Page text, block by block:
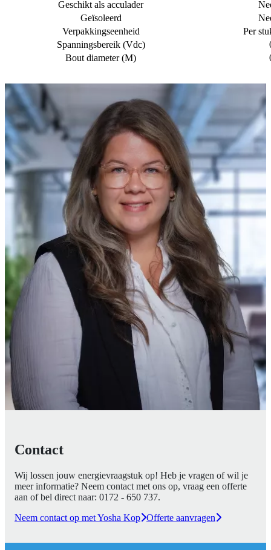
Geschikt als acculader
Geïsoleerd
Verpakkingseenheid
Per
Spanningsbereik (Vdc)
Bout diameter (M)
Contact
Wij lossen jouw energievraagstuk op! Heb je vragen of wil je
meer informatie? Neem contact met ons op, vraag een offerte
aan of bel direct naar: 0172 - 650 737.
Neem contact op met Yosha Kop Offerte aanvragen